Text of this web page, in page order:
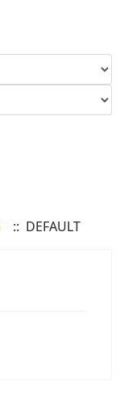
:: DEFAULT